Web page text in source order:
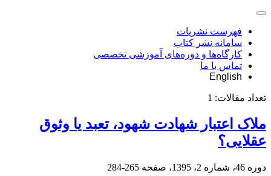
فهرست نشریات
سامانه نشر کتاب
کارگاه‌ها و دوره‌های آموزشی تخصصی
تماس با ما
English
تعداد مقالات: 1
ملاک اعتبار شهادت شهود، تعبد یا وثوق
عقلایی؟
دوره 46، شماره 2، 1395، صفحه 265-284